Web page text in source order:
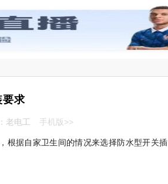
要求
老电工 手机版>>
根据自家卫生间的情况来选择防水型开关插